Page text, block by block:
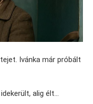
Ivánka már próbált
alig élt…